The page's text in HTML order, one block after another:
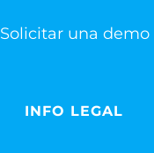
Solicitar una demo
INFO LEGAL